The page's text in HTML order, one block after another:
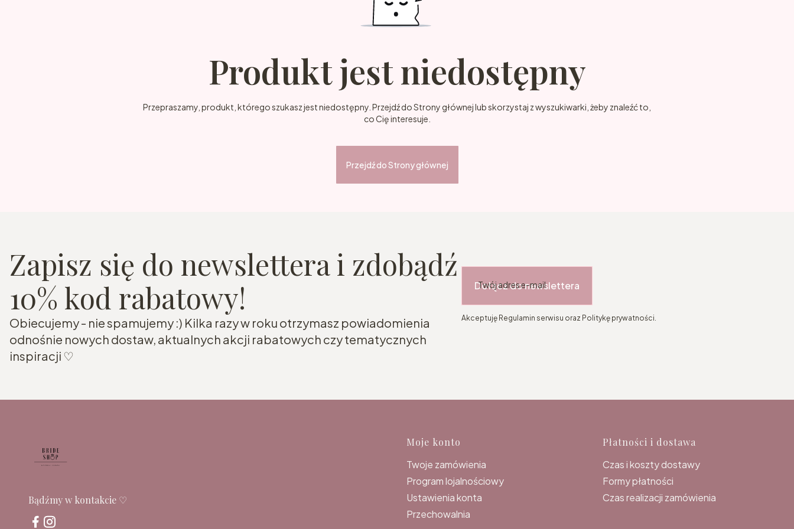
Produkt jest niedostępny
Przepraszamy, produkt, którego szukasz jest niedostępny. Przejdź do Strony głównej lub skorzystaj z wyszukiwarki, żeby znaleźć to,
co Cię interesuje.
Przejdź do Strony głównej
Zapisz się do newslettera i zdobądź
10% kod rabatowy!
Obiecujemy - nie spamujemy :) Kilka razy w roku otrzymasz powiadomienia
odnośnie nowych dostaw, aktualnych akcji rabatowych czy tematycznych
inspiracji ♡
Twój adres e-mail
Dołącz do newslettera
Akceptuję Regulamin serwisu oraz Politykę prywatności.
Bądźmy w kontakcie ♡
Linki w stopce
Moje konto
Twoje zamówienia
Program lojalnościowy
Ustawienia konta
Przechowalnia
Płatności i dostawa
Czas i koszty dostawy
Formy płatności
Czas realizacji zamówienia